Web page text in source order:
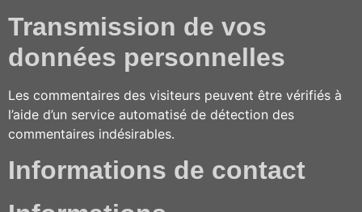
Transmission de vos
données personnelles
Les commentaires des visiteurs peuvent être vérifiés à
l’aide d’un service automatisé de détection des
commentaires indésirables.
Informations de contact